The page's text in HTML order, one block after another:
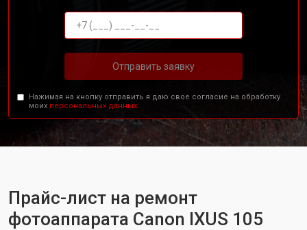
Отправить заявку
Нажимая на кнопку отправить я даю свое согласие на обработку
моих персональных данных.
Прайс-лист на ремонт
фотоаппарата Canon IXUS 105